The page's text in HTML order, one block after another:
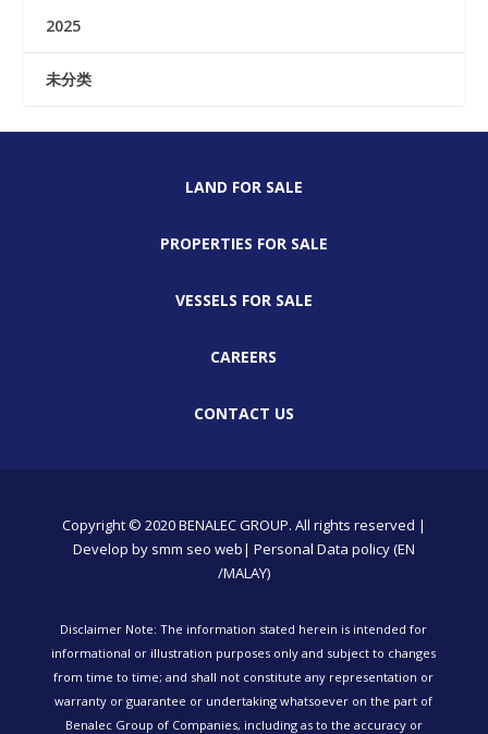
2025
未分类
LAND FOR SALE
PROPERTIES FOR SALE
VESSELS FOR SALE
CAREERS
CONTACT US
Copyright © 2020 BENALEC GROUP. All rights reserved |
Develop by smm seo web| Personal Data policy (EN
/MALAY)
Disclaimer Note: The information stated herein is intended for
informational or illustration purposes only and subject to changes
from time to time; and shall not constitute any representation or
warranty or guarantee or undertaking whatsoever on the part of
Benalec Group of Companies, including as to the accuracy or